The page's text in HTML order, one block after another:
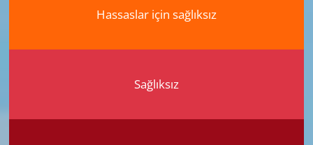
Hassaslar için sağlıksız
Sağlıksız